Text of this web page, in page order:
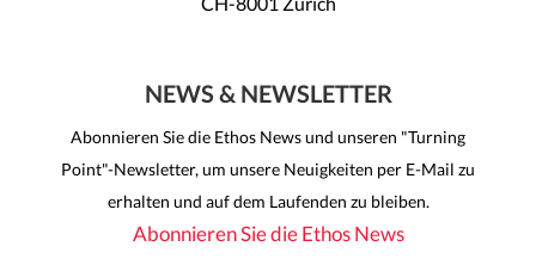
CH-8001 Zürich
NEWS & NEWSLETTER
Abonnieren Sie die Ethos News und unseren "Turning
Point"-Newsletter, um unsere Neuigkeiten per E-Mail zu
erhalten und auf dem Laufenden zu bleiben.
Abonnieren Sie die Ethos News